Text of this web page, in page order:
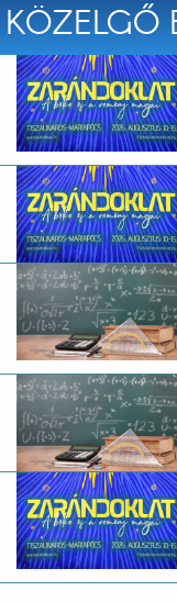
KÖZELGŐ